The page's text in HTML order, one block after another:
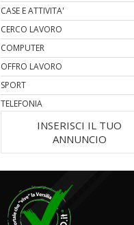
CASE E ATTIVITA'
CERCO LAVORO
COMPUTER
OFFRO LAVORO
SPORT
TELEFONIA
INSERISCI IL TUO
ANNUNCIO